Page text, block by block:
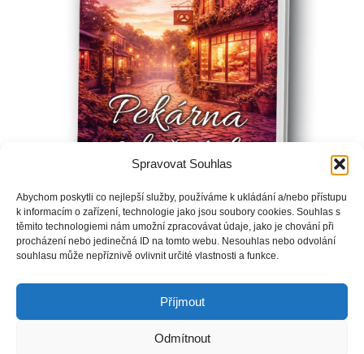
Spravovat Souhlas
Abychom poskytli co nejlepší služby, používáme k ukládání a/nebo přístupu
k informacím o zařízení, technologie jako jsou soubory cookies. Souhlas s
těmito technologiemi nám umožní zpracovávat údaje, jako je chování při
procházení nebo jedinečná ID na tomto webu. Nesouhlas nebo odvolání
souhlasu může nepříznivě ovlivnit určité vlastnosti a funkce.
Příjmout
Odmítnout
Frankie si po těžkém rozvodu najde práci v malé pekárně.
klubu, kde mu ale hrozí problémy.